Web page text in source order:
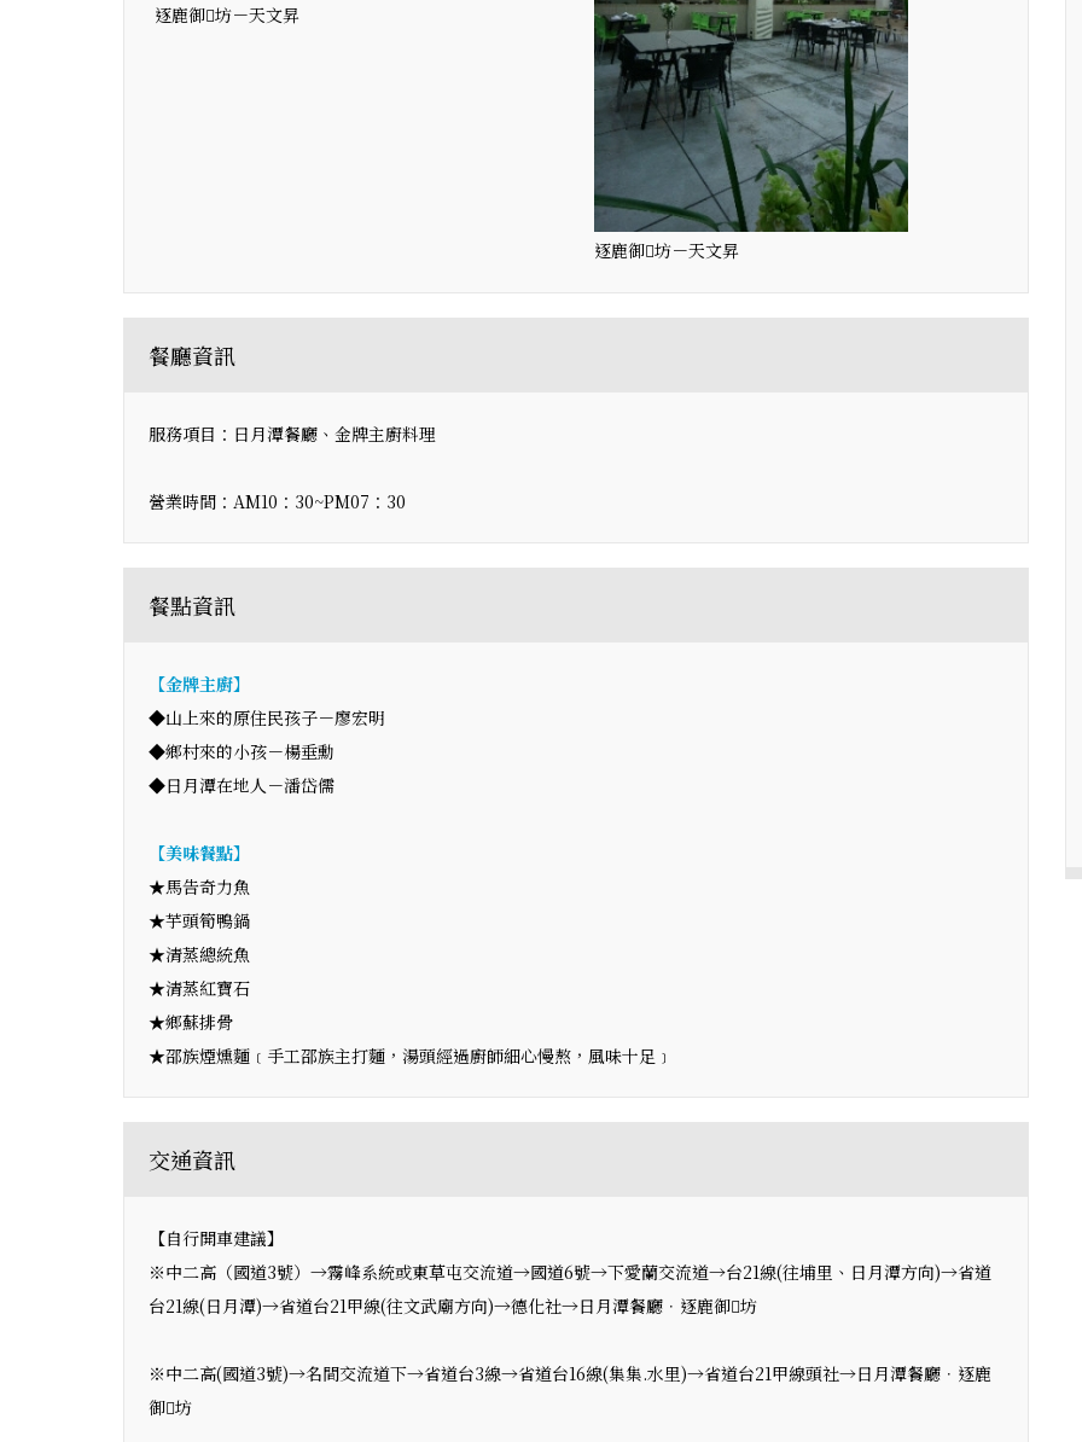
逐鹿御坊－天文昇
逐鹿御坊－天文昇
餐廳資訊
服務項目：日月潭餐廳、金牌主廚料理
營業時間：AM10：30~PM07：30
餐點資訊
【金牌主廚】
◆山上來的原住民孩子－廖宏明
◆鄉村來的小孩－楊垂勳
◆日月潭在地人－潘岱儒
【美味餐點】
★馬告奇力魚
★芋頭筍鴨鍋
★清蒸總統魚
★清蒸紅寶石
★鄉蘇排骨
★邵族煙燻麵﹝手工邵族主打麵，湯頭經過廚師細心慢熬，風味十足﹞
交通資訊
【自行開車建議】
※中二高（國道3號）→霧峰系統或東草屯交流道→國道6號→下愛蘭交流道→台21線(往埔里、日月潭方向)→省道
台21線(日月潭)→省道台21甲線(往文武廟方向)→德化社→日月潭餐廳．逐鹿御坊
※中二高(國道3號)→名間交流道下→省道台3線→省道台16線(集集.水里)→省道台21甲線頭社→日月潭餐廳．逐鹿
御坊